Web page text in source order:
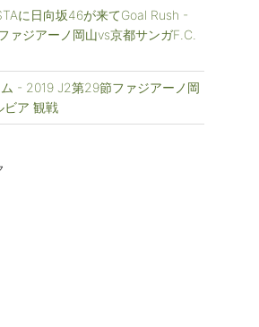
に日向坂46が来てGoal Rush -
ァジアーノ岡山vs京都サンガF.C.
- 2019 J2第29節ファジアーノ岡
ビア 観戦